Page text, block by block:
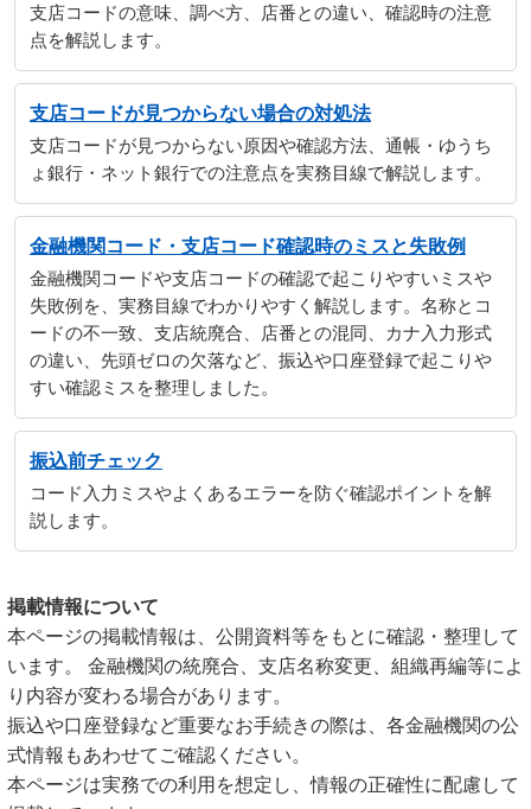
支店コードの意味、調べ方、店番との違い、確認時の注意
点を解説します。
支店コードが見つからない場合の対処法
支店コードが見つからない原因や確認方法、通帳・ゆうち
ょ銀行・ネット銀行での注意点を実務目線で解説します。
金融機関コード・支店コード確認時のミスと失敗例
金融機関コードや支店コードの確認で起こりやすいミスや
失敗例を、実務目線でわかりやすく解説します。名称とコ
ードの不一致、支店統廃合、店番との混同、カナ入力形式
の違い、先頭ゼロの欠落など、振込や口座登録で起こりや
すい確認ミスを整理しました。
振込前チェック
コード入力ミスやよくあるエラーを防ぐ確認ポイントを解
説します。
掲載情報について
本ページの掲載情報は、公開資料等をもとに確認・整理して
います。 金融機関の統廃合、支店名称変更、組織再編等によ
り内容が変わる場合があります。
振込や口座登録など重要なお手続きの際は、各金融機関の公
式情報もあわせてご確認ください。
本ページは実務での利用を想定し、情報の正確性に配慮して